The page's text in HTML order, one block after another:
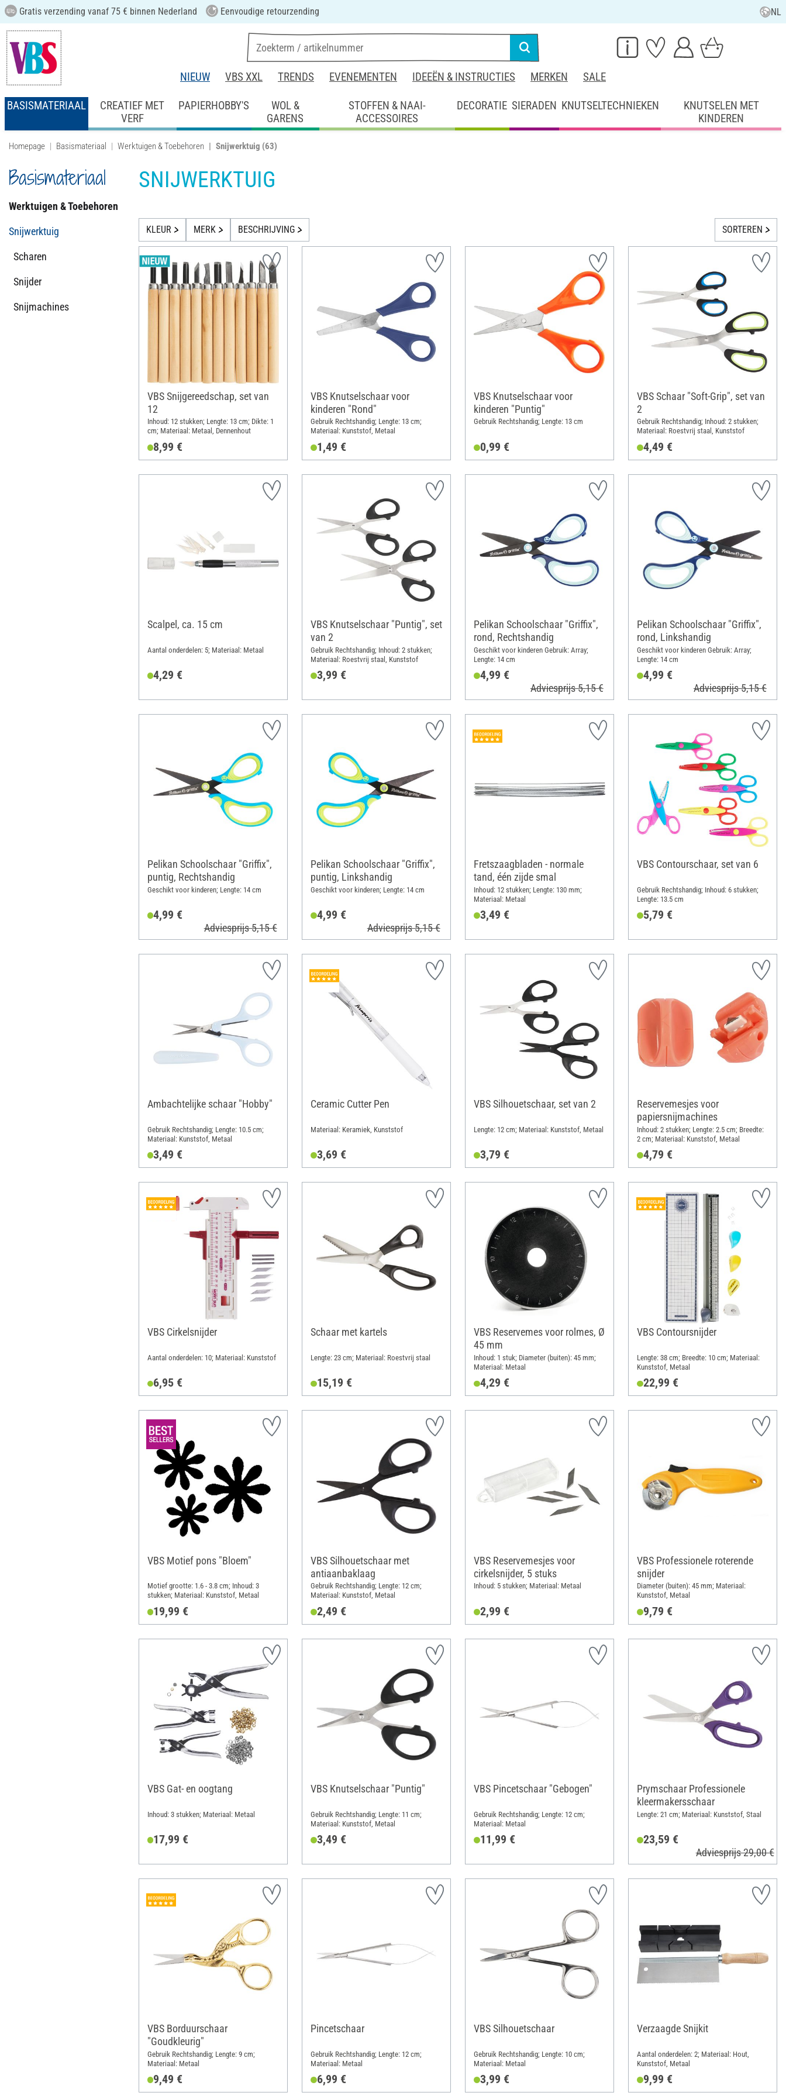
Gratis verzending vanaf 75 € binnen Nederland Eenvoudige retourzending NL
NIEUW VBS XXL TRENDS EVENEMENTEN IDEEËN & INSTRUCTIES MERKEN SALE
BASISMATERIAAL
CREATIEF MET
VERF
PAPIERHOBBY'S
WOL &
GARENS
STOFFEN & NAAI-
ACCESSOIRES
DECORATIE SIERADEN KNUTSELTECHNIEKEN
KNUTSELEN MET
KINDEREN
Homepage Basismateriaal Werktuigen & Toebehoren Snijwerktuig (63)
Basismateriaal
Werktuigen & Toebehoren
Snijwerktuig
Scharen
Snijder
Snijmachines
SNIJWERKTUIG
KLEUR MERK BESCHRIJVING SORTEREN
VBS Snijgereedschap, set van
12
Inhoud: 12 stukken; Lengte: 13 cm; Dikte: 1
cm; Materiaal: Metaal, Dennenhout
8,99 €
VBS Knutselschaar voor
kinderen "Rond"
Gebruik Rechtshandig; Lengte: 13 cm;
Materiaal: Kunststof, Metaal
1,49 €
VBS Knutselschaar voor
kinderen "Puntig"
Gebruik Rechtshandig; Lengte: 13 cm
0,99 €
VBS Schaar "Soft-Grip", set van
2
Gebruik Rechtshandig; Inhoud: 2 stukken;
Materiaal: Roestvrij staal, Kunststof
4,49 €
Scalpel, ca. 15 cm
Aantal onderdelen: 5; Materiaal: Metaal
4,29 €
VBS Knutselschaar "Puntig", set
van 2
Gebruik Rechtshandig; Inhoud: 2 stukken;
Materiaal: Roestvrij staal, Kunststof
3,99 €
Pelikan Schoolschaar "Griffix",
rond, Rechtshandig
Geschikt voor kinderen Gebruik: Array;
Lengte: 14 cm
4,99 €
Adviesprijs 5,15 €
Pelikan Schoolschaar "Griffix",
rond, Linkshandig
Geschikt voor kinderen Gebruik: Array;
Lengte: 14 cm
4,99 €
Adviesprijs 5,15 €
Pelikan Schoolschaar "Griffix",
puntig, Rechtshandig
Geschikt voor kinderen; Lengte: 14 cm
4,99 €
Adviesprijs 5,15 €
Pelikan Schoolschaar "Griffix",
puntig, Linkshandig
Geschikt voor kinderen; Lengte: 14 cm
4,99 €
Adviesprijs 5,15 €
Fretszaagbladen - normale
tand, één zijde smal
Inhoud: 12 stukken; Lengte: 130 mm;
Materiaal: Metaal
3,49 €
VBS Contourschaar, set van 6
Gebruik Rechtshandig; Inhoud: 6 stukken;
Lengte: 13.5 cm
5,79 €
Ambachtelijke schaar "Hobby"
Gebruik Rechtshandig; Lengte: 10.5 cm;
Materiaal: Kunststof, Metaal
3,49 €
Ceramic Cutter Pen
Materiaal: Keramiek, Kunststof
3,69 €
VBS Silhouetschaar, set van 2
Lengte: 12 cm; Materiaal: Kunststof, Metaal
3,79 €
Reservemesjes voor
papiersnijmachines
Inhoud: 2 stukken; Lengte: 2.5 cm; Breedte:
2 cm; Materiaal: Kunststof, Metaal
4,79 €
VBS Cirkelsnijder
Aantal onderdelen: 10; Materiaal: Kunststof
6,95 €
Schaar met kartels
Lengte: 23 cm; Materiaal: Roestvrij staal
15,19 €
VBS Reservemes voor rolmes, Ø
45 mm
Inhoud: 1 stuk; Diameter (buiten): 45 mm;
Materiaal: Metaal
4,29 €
VBS Contoursnijder
Lengte: 38 cm; Breedte: 10 cm; Materiaal:
Kunststof, Metaal
22,99 €
VBS Motief pons "Bloem"
Motief grootte: 1.6 - 3.8 cm; Inhoud: 3
stukken; Materiaal: Kunststof, Metaal
19,99 €
VBS Silhouetschaar met
antiaanbaklaag
Gebruik Rechtshandig; Lengte: 12 cm;
Materiaal: Kunststof, Metaal
2,49 €
VBS Reservemesjes voor
cirkelsnijder, 5 stuks
Inhoud: 5 stukken; Materiaal: Metaal
2,99 €
VBS Professionele roterende
snijder
Diameter (buiten): 45 mm; Materiaal:
Kunststof, Metaal
9,79 €
VBS Gat- en oogtang
Inhoud: 3 stukken; Materiaal: Metaal
17,99 €
VBS Knutselschaar "Puntig"
Gebruik Rechtshandig; Lengte: 11 cm;
Materiaal: Kunststof, Metaal
3,49 €
VBS Pincetschaar "Gebogen"
Gebruik Rechtshandig; Lengte: 12 cm;
Materiaal: Metaal
11,99 €
Prymschaar Professionele
kleermakersschaar
Lengte: 21 cm; Materiaal: Kunststof, Staal
23,59 €
Adviesprijs 29,00 €
VBS Borduurschaar
"Goudkleurig"
Gebruik Rechtshandig; Lengte: 9 cm;
Materiaal: Metaal
9,49 €
Pincetschaar
Gebruik Rechtshandig; Lengte: 12 cm;
Materiaal: Metaal
6,99 €
VBS Silhouetschaar
Gebruik Rechtshandig; Lengte: 10 cm;
Materiaal: Metaal
3,99 €
Verzaagde Snijkit
Aantal onderdelen: 2; Materiaal: Hout,
Kunststof, Metaal
9,99 €